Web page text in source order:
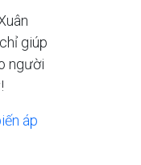
giúp
người
áp